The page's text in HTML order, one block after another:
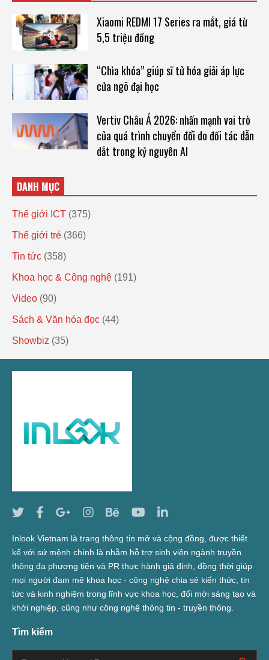
Xiaomi REDMI 17 Series ra mắt, giá từ
5,5 triệu đồng
“Chìa khóa” giúp sĩ tử hóa giải áp lực
cửa ngõ đại học
Vertiv Châu Á 2026: nhấn mạnh vai trò
của quá trình chuyển đổi do đối tác dẫn
dắt trong kỷ nguyên AI
DANH MỤC
Thế giới ICT (375)
Thế giới trẻ (366)
Tin tức (358)
Khoa học & Công nghệ (191)
Video (90)
Sách & Văn hóa đọc (44)
Showbiz (35)
Inlook Vietnam là trang thông tin mở và cộng đồng, được thiết
kế với sứ mệnh chính là nhằm hỗ trợ sinh viên ngành truyền
thông đa phương tiện và PR thực hành giả định, đồng thời giúp
mọi người đam mê khoa học - công nghệ chia sẻ kiến thức, tin
tức và kinh nghiệm trong lĩnh vực khoa học, đổi mới sáng tạo và
khởi nghiệp, cũng như công nghệ thông tin - truyền thông.
Tìm kiếm